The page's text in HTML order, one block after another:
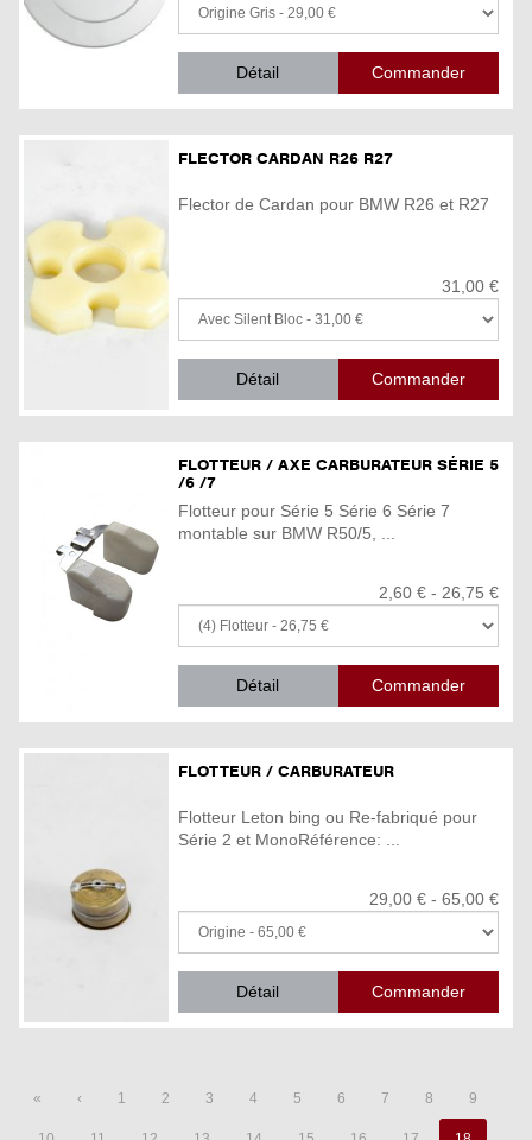
Détail
FLECTOR CARDAN R26 R27
Flector de Cardan pour BMW R26 et R27
31,00 €
Détail
FLOTTEUR / AXE CARBURATEUR SÉRIE 5
/6 /7
Flotteur pour Série 5 Série 6 Série 7
montable sur BMW R50/5, ...
2,60 € - 26,75 €
Détail
FLOTTEUR / CARBURATEUR
Flotteur Leton bing ou Re-fabriqué pour
Série 2 et MonoRéférence: ...
29,00 € - 65,00 €
Détail
« ‹ 1 2 3 4 5 6 7 8 9